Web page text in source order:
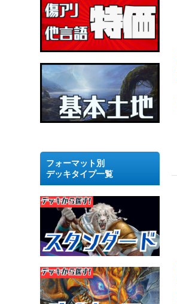
フォーマット別
デッキタイプ一覧